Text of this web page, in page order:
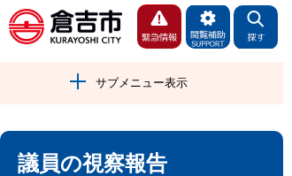
サブメニュー表示
議員の視察報告